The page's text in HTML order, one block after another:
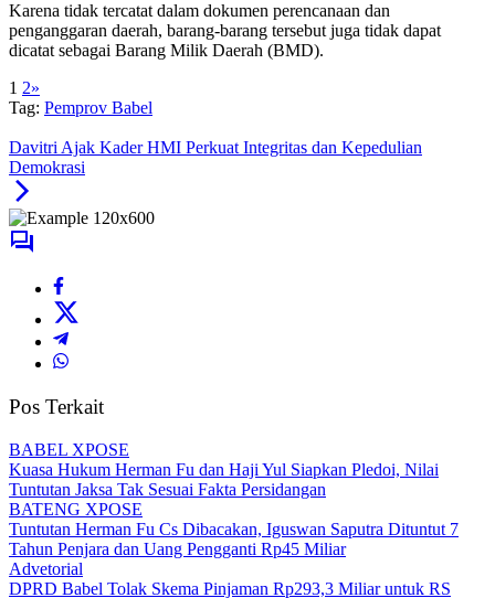
Karena tidak tercatat dalam dokumen perencanaan dan
penganggaran daerah, barang-barang tersebut juga tidak dapat
dicatat sebagai Barang Milik Daerah (BMD).
1 2»
Tag: Pemprov Babel
Davitri Ajak Kader HMI Perkuat Integritas dan Kepedulian
Demokrasi
Pos Terkait
BABEL XPOSE
Kuasa Hukum Herman Fu dan Haji Yul Siapkan Pledoi, Nilai
Tuntutan Jaksa Tak Sesuai Fakta Persidangan
BATENG XPOSE
Tuntutan Herman Fu Cs Dibacakan, Iguswan Saputra Dituntut 7
Tahun Penjara dan Uang Pengganti Rp45 Miliar
Advetorial
DPRD Babel Tolak Skema Pinjaman Rp293,3 Miliar untuk RS